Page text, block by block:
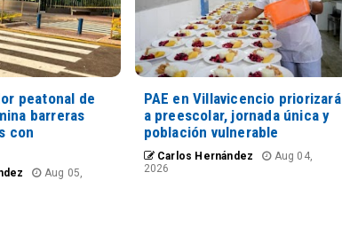
peatonal de
barreras
con
Aug 05,
PAE en Villavicencio priorizará
a preescolar, jornada única y
población vulnerable
Carlos Hernández
Aug 04,
2026